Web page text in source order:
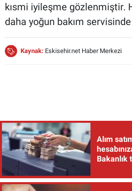
kısmi iyileşme gözlenmiştir.
daha yoğun bakım
Kaynak: Eskisehir.net Haber Merkezi
Alım
Bakanlık